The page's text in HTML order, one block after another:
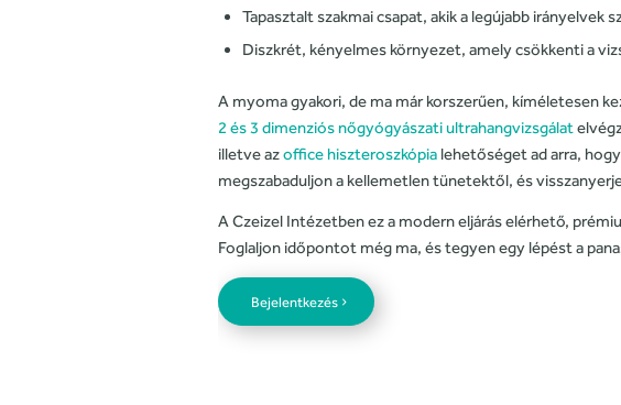
Tapasztalt szakmai csapat, akik a legújabb irányelvek
Diszkrét, kényelmes környezet, amely csökkenti a
A myoma gyakori, de ma már korszerűen, kíméletesen
2 és 3 dimenziós nőgyógyászati ultrahangvizsgálat
illetve azoffice hiszteroszkópia lehetőséget ad arra,
megszabaduljon a kellemetlen tünetektől, és
A Czeizel Intézetben ez a modern eljárás elérhető,
Foglaljon időpontot még ma, és tegyen egy lépést a
Bejelentkezés